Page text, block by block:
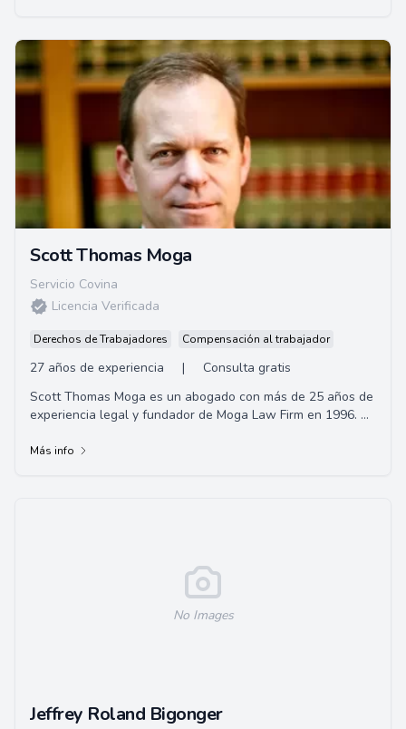
Scott Thomas Moga
Servicio Covina
Licencia Verificada
Derechos de Trabajadores Compensación al trabajador
27 años de experiencia |
Consulta gratis
Scott Thomas Moga es un abogado con más de 25 años de
experiencia legal y fundador de Moga Law Firm en 1996. Se
Más info
No Images
Jeffrey Roland Bigonger